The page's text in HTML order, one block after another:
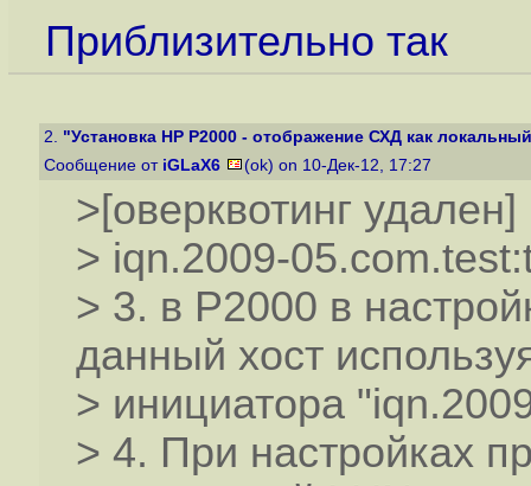
Приблизительно так
2. "Установка HP P2000 - отображение СХД как
Сообщение от iGLaX6 (ok) on 10-Дек-12, 17:27
>[оверквотинг удален]
> iqn.2009-
> 3. в P2000 в
данный хост
> инициатора
> 4. При настройках